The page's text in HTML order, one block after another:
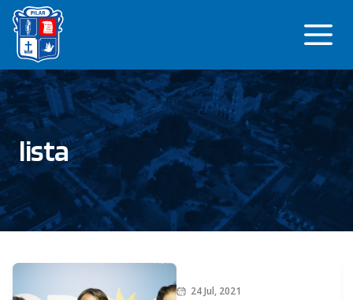
Saltar
contenido
lista
24 Jul, 2021